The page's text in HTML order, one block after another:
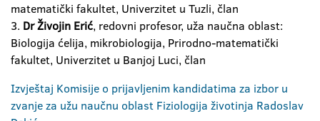
matematički fakultet, Univerzitet u Tuzli, član
3. Dr Živojin Erić, redovni profesor, uža naučna oblast:
Biologija ćelija, mikrobiologija, Prirodno-matematički
fakultet, Univerzitet u Banjoj Luci, član
Izvještaj Komisije o prijavljenim kandidatima za izbor u
zvanje za užu naučnu oblast Fiziologija životinja Radoslav